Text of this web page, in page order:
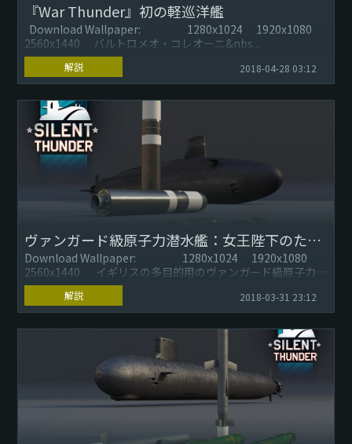
『War Thunder』初の軽巡洋艦
Download Wallpaper: 1280x1024 1920x1080
2560x1440 バルトロメオ・コレオーニ&nbs...
解説 2018-04-28 03:12
ヴァンガード級原子力潜水艦：女王陛下のための近衛兵
Download Wallpaper: 1280x1024 1920x1080
2560x1440 イギリスの多目的用のヴァンガード級原子力潜
水...
解説 2018-03-31 23:12